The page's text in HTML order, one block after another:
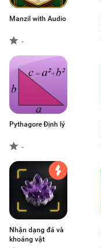
Manzil with Audio
-
Pythagore Định lý
-
Nhận dạng đá và
khoáng vật